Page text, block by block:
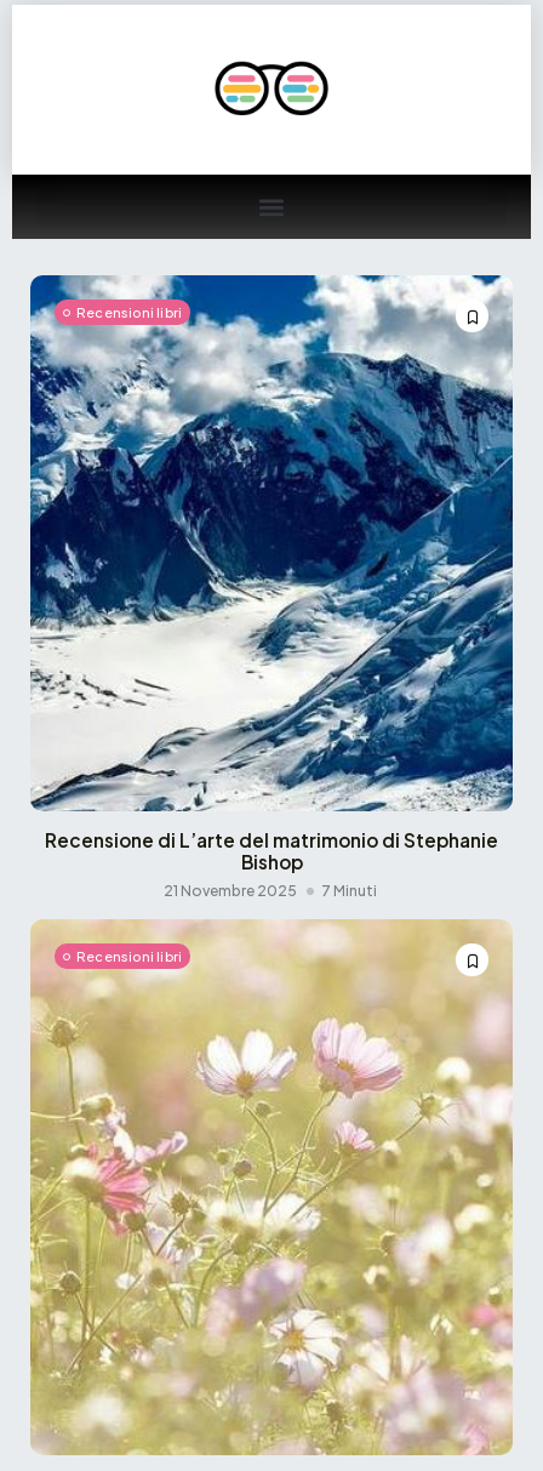
Recensioni libri
Recensione di L’arte del matrimonio di Stephanie
Bishop
21 Novembre 2025 7 Minuti
Recensioni libri